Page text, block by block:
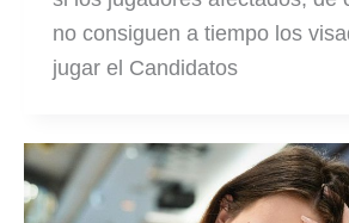
no consiguen a tiempo los
jugar el Candidatos